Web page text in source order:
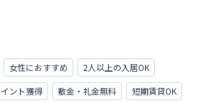
女性におすすめ
2人以上の入居OK
ント獲得 敷金・礼金無料
短期賃貸OK